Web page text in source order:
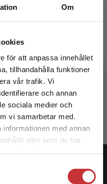
Om
för att anpassa innehållet
tillhandahålla funktioner
vår trafik. Vi
och annan
sociala medier och
vi samarbetar med.
med annan
eller som de har
utanför Sverige.
utanför Sverige. För
och sjukvård